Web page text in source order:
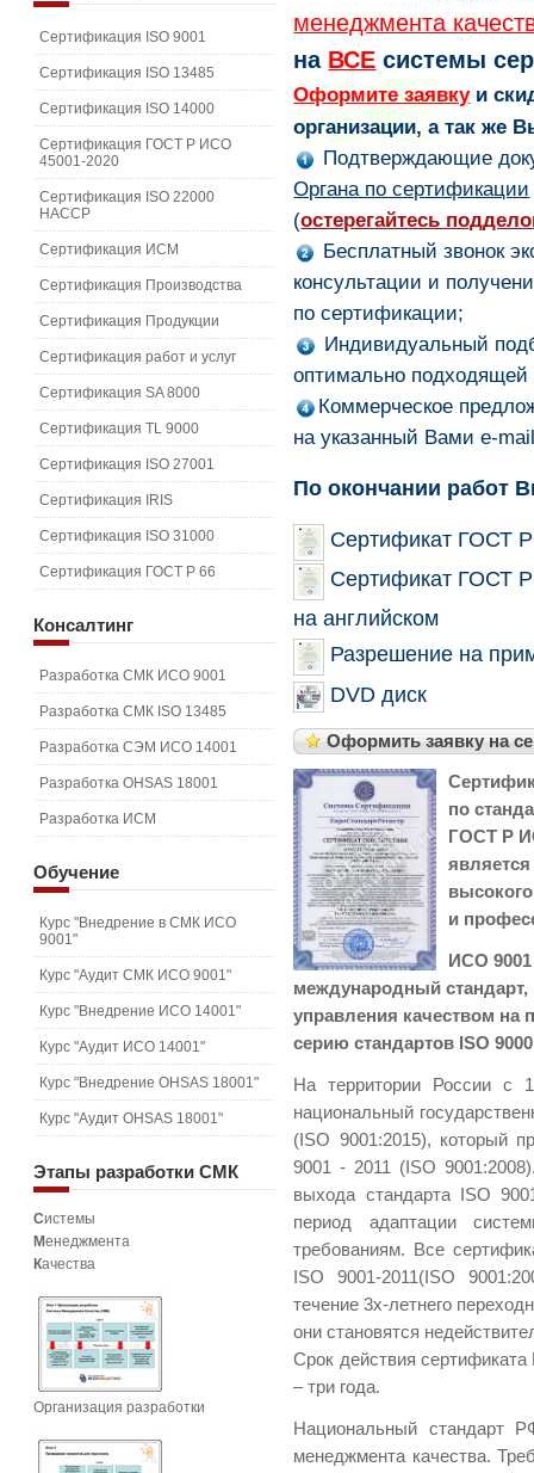
менеджмента
на ВСЕ системы
Оформите заявкуи
организации, а так же
Подтверждающие
Органа по сертификации
(остерегайтесь
Бесплатный звонок
консультации и
по сертификации;
Индивидуальный
оптимально
Коммерческое
на указанный Вами e-
По окончании работ
Сертификат ГОСТ
Сертификат ГОСТ
на английском
Разрешение на
DVD диск
Оформить заявку на
по
ГОСТ Р
и
ИСО 9001
международный
управления качеством на
серию стандартов ISO
На территории России c
национальный
( ISO 9001:2015), который
9001 - 2011 (ISO
выхода стандарта ISO
период адаптации
требованиям. Все
ISO 9001-2011(ISO
течение 3х-летнего
они становятся
Срок действия
– три года.
Национальный
менеджмента качества.
Сертификация ISO 9001
Сертификация ISO 13485
Сертификация ISO 14000
Сертификация ГОСТ Р ИСО
45001-2020
Сертификация ISO 22000
HACCP
Сертификация ИСМ
Сертификация Производства
Сертификация Продукции
Сертификация работ и услуг
Сертификация SA 8000
Сертификация TL 9000
Сертификация ISO 27001
Сертификация IRIS
Сертификация ISO 31000
Сертификация ГОСТ Р 66
Консалтинг
Разработка СМК ИСО 9001
Разработка СМК ISO 13485
Разработка СЭМ ИСО 14001
Разработка OHSAS 18001
Разработка ИСМ
Обучение
Курс "Внедрение в СМК ИСО
9001"
Курс "Аудит СМК ИСО 9001"
Курс "Внедрение ИСО 14001"
Курс "Аудит ИСО 14001"
Курс "Внедрение OHSAS 18001"
Курс "Аудит OHSAS 18001"
Этапы разработки СМК
Системы
Менеджмента
Качества
Организация разработки